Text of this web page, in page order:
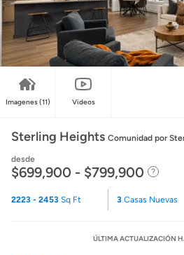
Imagenes(11) Videos
Sterling Heights Comunidad por
desde
$699,900 - $799,900
2223 - 2453 Sq Ft 3Casas Nuevas
ÚLTIMA ACTUALIZACIÓN